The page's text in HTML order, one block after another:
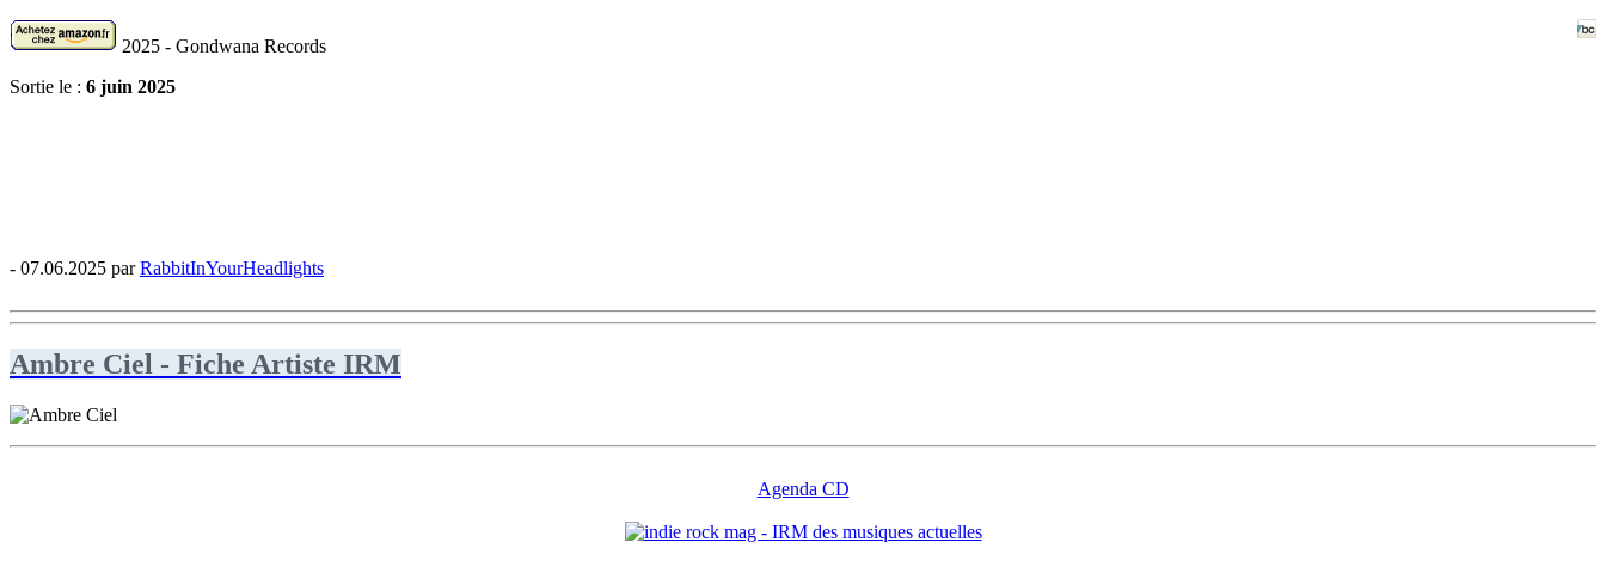
2025 - Gondwana Records
Sortie le : 6 juin 2025
- 07.06.2025 parRabbitInYourHeadlights
Ambre Ciel - Fiche Artiste IRM
Agenda CD